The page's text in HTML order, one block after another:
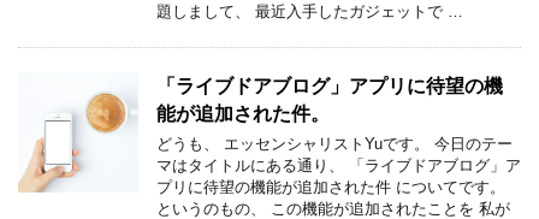
題しまして、 最近入手したガジェットで …
「ライブドアブログ」アプリに待望の機
能が追加された件。
どうも、 エッセンシャリストYuです。 今日のテー
マはタイトルにある通り、 「ライブドアブログ」ア
プリに待望の機能が追加された件 についてです。
というのもの、 この機能が追加されたことを 私が